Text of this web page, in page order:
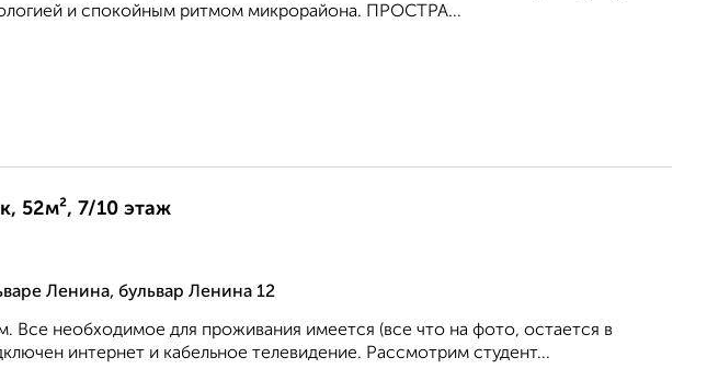
и спокойным ритмом микрорайона. ПРОСТРА...
52м², 7/10 этаж
Ленина, бульвар Ленина 12
необходимое для проживания имеется (все что на фото, остается в
интернет и кабельное телевидение. Рассмотрим студент...